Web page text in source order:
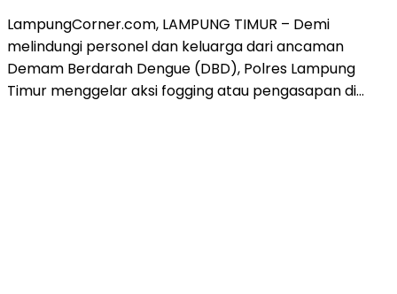
LampungCorner.com, LAMPUNG TIMUR – Demi
melindungi personel dan keluarga dari ancaman
Demam Berdarah Dengue (DBD), Polres Lampung
Timur menggelar aksi fogging atau pengasapan di…